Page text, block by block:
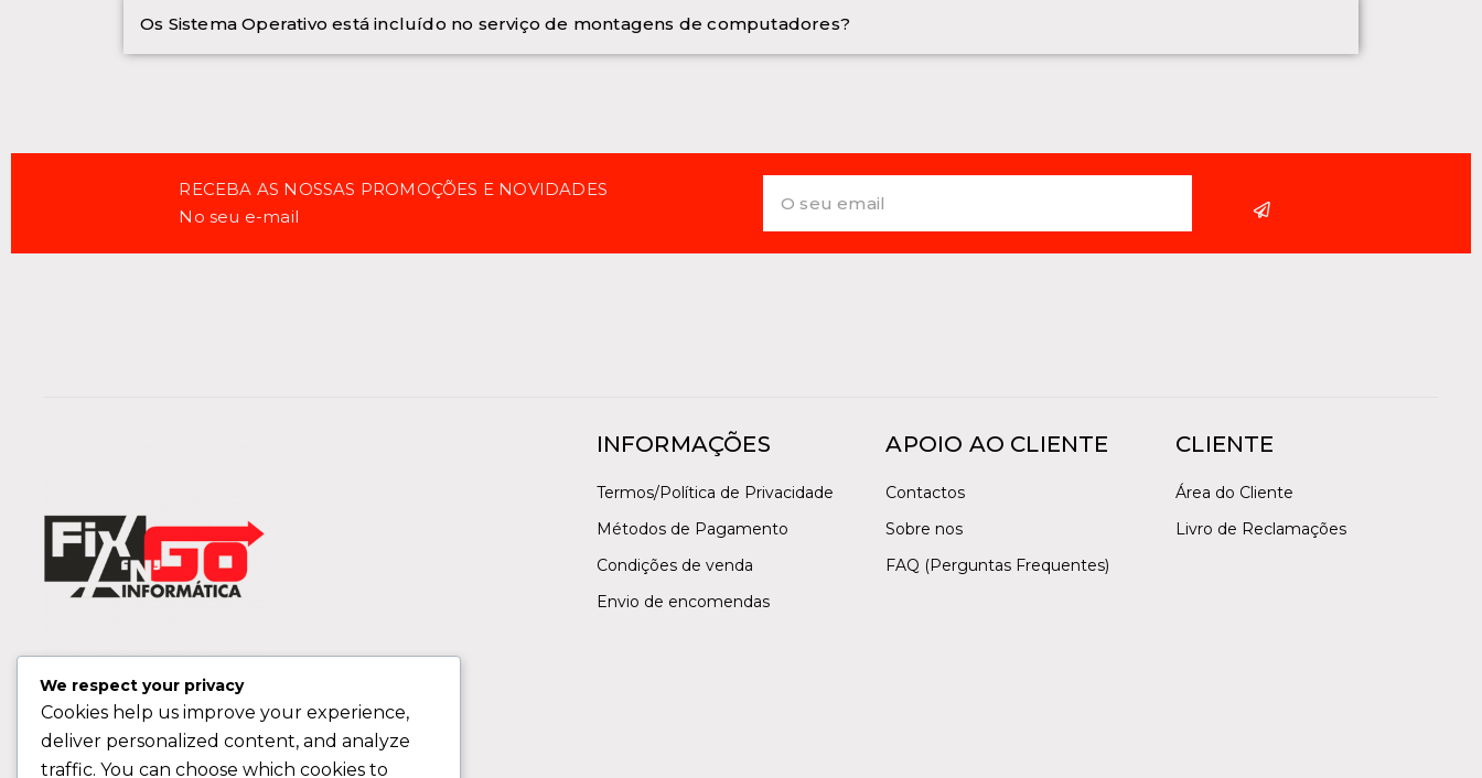
Os Sistema Operativo está incluído no serviço de montagens de computadores?
RECEBA AS NOSSAS PROMOÇÕES E NOVIDADES
No seu e-mail
INFORMAÇÕES
Termos/Política de Privacidade
Métodos de Pagamento
Condições de venda
Envio de encomendas
APOIO AO CLIENTE
Contactos
Sobre nos
FAQ (Perguntas Frequentes)
CLIENTE
Área do Cliente
Livro de Reclamações
We respect your privacy
Cookies help us improve your experience,
deliver personalized content, and analyze
traffic. You can choose which cookies to